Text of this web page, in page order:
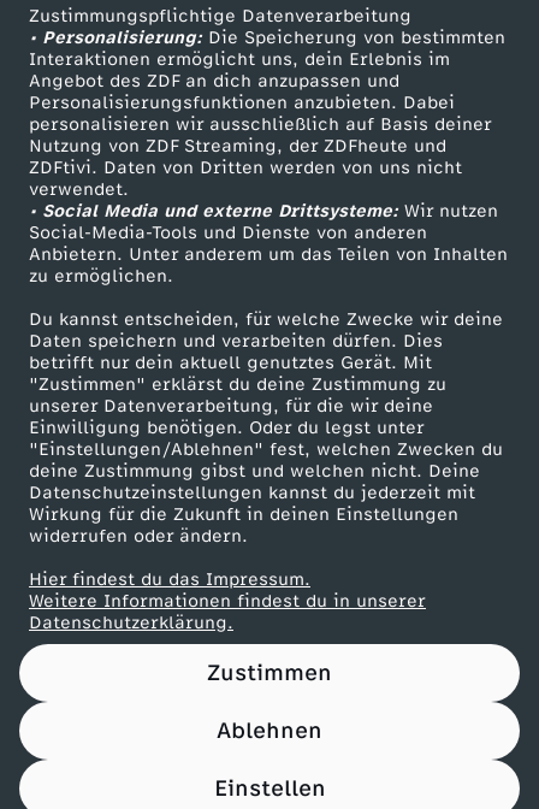
Zustimmungspflichtige Datenverarbeitung
• Personalisierung:Die Speicherung von bestimmten
Interaktionen ermöglicht uns, dein Erlebnis im
Angebot des ZDF an dich anzupassen und
Personalisierungsfunktionen anzubieten. Dabei
personalisieren wir ausschließlich auf Basis deiner
Nutzung von ZDF Streaming, der ZDFheute und
ZDFtivi. Daten von Dritten werden von uns nicht
verwendet.
• Social Media und externe Drittsysteme:Wir nutzen
Social-Media-Tools und Dienste von anderen
Anbietern. Unter anderem um das Teilen von Inhalten
zu ermöglichen.
Du kannst entscheiden, für welche Zwecke wir deine
Daten speichern und verarbeiten dürfen. Dies
betrifft nur dein aktuell genutztes Gerät. Mit
"Zustimmen" erklärst du deine Zustimmung zu
unserer Datenverarbeitung, für die wir deine
Einwilligung benötigen. Oder du legst unter
"Einstellungen/Ablehnen" fest, welchen Zwecken du
deine Zustimmung gibst und welchen nicht. Deine
Datenschutzeinstellungen kannst du jederzeit mit
Wirkung für die Zukunft in deinen Einstellungen
widerrufen oder ändern.
Hier findest du das Impressum.
Weitere Informationen findest du in unserer
Datenschutzerklärung.
Zustimmen
Ablehnen
Einstellen
s
m
a
n
i
s
c
h
e
n
R
Livestreams
Sendungen A-Z
TV-Programm
Zuschauerservice
Hilfe
ZDF Unternehmen
Karriere
ZDF goes Schule
Werbefernsehen
Mainzelmännchen
Partner
Nutzungsbedingungen
Impressum